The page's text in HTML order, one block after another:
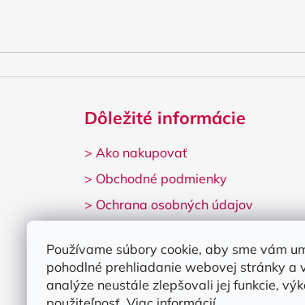
Používame súbory cookie, aby sme vám
pohodlné prehliadanie webovej stránky a
analýze neustále zlepšovali jej funkcie,
Dôležité informácie
> Ako nakupovať
> Obchodné podmienky
> Ochrana osobných údajov